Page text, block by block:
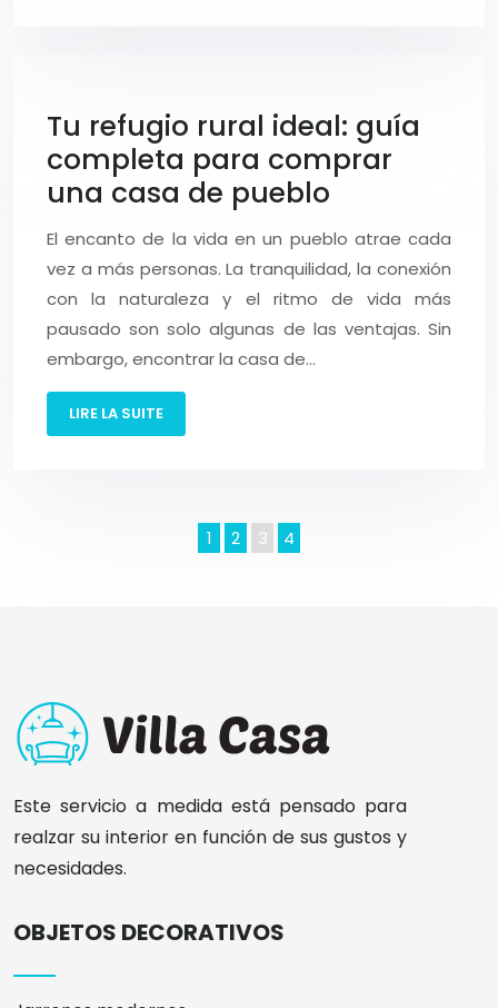
Tu refugio rural ideal: guía
completa para comprar
una casa de pueblo
El encanto de la vida en un pueblo atrae cada
vez a más personas. La tranquilidad, la conexión
con la naturaleza y el ritmo de vida más
pausado son solo algunas de las ventajas. Sin
embargo, encontrar la casa de…
LIRE LA SUITE
1 2 3 4
Este servicio a medida está pensado para
realzar su interior en función de sus gustos y
necesidades.
OBJETOS DECORATIVOS